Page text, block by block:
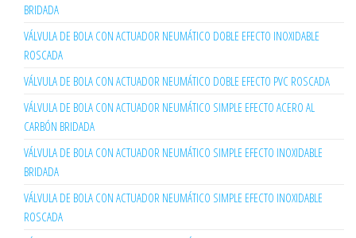
BRIDADA
VÁLVULA DE BOLA CON ACTUADOR NEUMÁTICO DOBLE EFECTO INOXIDABLE
ROSCADA
VÁLVULA DE BOLA CON ACTUADOR NEUMÁTICO DOBLE EFECTO PVC ROSCADA
VÁLVULA DE BOLA CON ACTUADOR NEUMÁTICO SIMPLE EFECTO ACERO AL
CARBÓN BRIDADA
VÁLVULA DE BOLA CON ACTUADOR NEUMÁTICO SIMPLE EFECTO INOXIDABLE
BRIDADA
VÁLVULA DE BOLA CON ACTUADOR NEUMÁTICO SIMPLE EFECTO INOXIDABLE
ROSCADA